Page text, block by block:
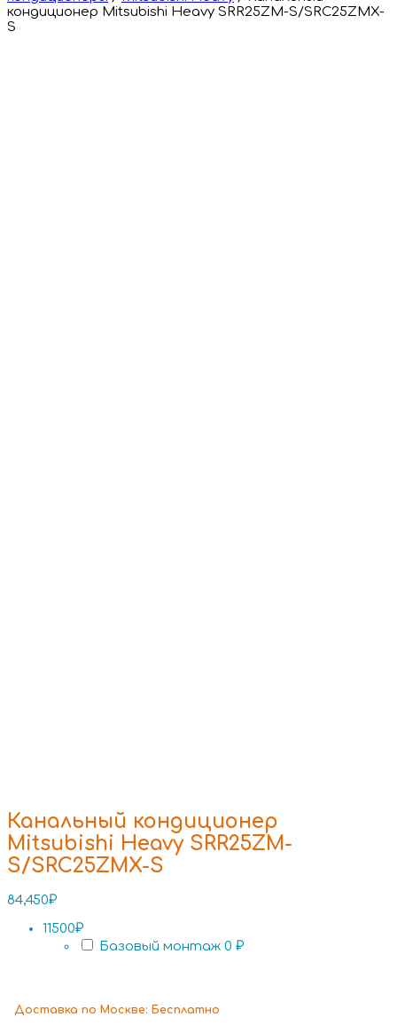
кондиционер Mitsubishi Heavy SRR25ZM-S/SRC25ZMX-
S
Канальный кондиционер
Mitsubishi Heavy SRR25ZM-
S/SRC25ZMX-S
84,450₽
11500₽
Базовый монтаж 0 ₽
Доставка по Москве: Бесплатно